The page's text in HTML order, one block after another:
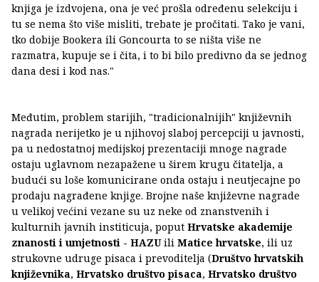
knjiga je izdvojena, ona je već prošla određenu selekciju i
tu se nema što više misliti, trebate je pročitati. Tako je vani,
tko dobije Bookera ili Goncourta to se ništa više ne
razmatra, kupuje se i čita, i to bi bilo predivno da se jednog
dana desi i kod nas."
Međutim, problem starijih, "tradicionalnijih" književnih
nagrada nerijetko je u njihovoj slaboj percepciji u javnosti,
pa u nedostatnoj medijskoj prezentaciji mnoge nagrade
ostaju uglavnom nezapažene u širem krugu čitatelja, a
budući su loše komunicirane onda ostaju i neutjecajne po
prodaju nagrađene knjige. Brojne naše književne nagrade
u velikoj većini vezane su uz neke od znanstvenih i
kulturnih javnih institicuja, poput Hrvatske akademije
znanosti i umjetnosti - HAZUili Matice hrvatske, ili uz
strukovne udruge pisaca i prevoditelja (Društvo hrvatskih
književnika, Hrvatsko društvo pisaca, Hrvatsko društvo